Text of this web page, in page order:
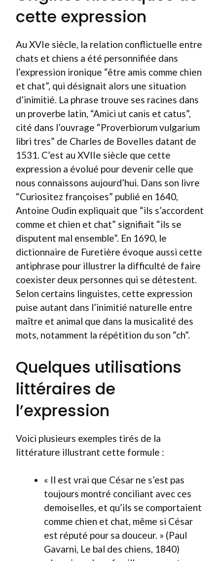
cette expression
Au XVIe siècle, la relation conflictuelle entre
chats et chiens a été personnifiée dans
l’expression ironique “être amis comme chien
et chat”, qui désignait alors une situation
d’inimitié. La phrase trouve ses racines dans
un proverbe latin, “Amici ut canis et catus”,
cité dans l’ouvrage “Proverbiorum vulgarium
libri tres” de Charles de Bovelles datant de
1531. C’est au XVIIe siècle que cette
expression a évolué pour devenir celle que
nous connaissons aujourd’hui. Dans son livre
“Curiositez françoises” publié en 1640,
Antoine Oudin expliquait que “ils s’accordent
comme et chien et chat” signifiait “ils se
disputent mal ensemble”. En 1690, le
dictionnaire de Furetière évoque aussi cette
antiphrase pour illustrer la difficulté de faire
coexister deux personnes qui se détestent.
Selon certains linguistes, cette expression
puise autant dans l’inimitié naturelle entre
maître et animal que dans la musicalité des
mots, notamment la répétition du son “ch”.
Quelques utilisations
littéraires de
l’expression
Voici plusieurs exemples tirés de la
littérature illustrant cette formule :
« Il est vrai que César ne s’est pas
toujours montré conciliant avec ces
demoiselles, et qu’ils se comportaient
comme chien et chat, même si César
est réputé pour sa douceur. » (Paul
Gavarni, Le bal des chiens, 1840)